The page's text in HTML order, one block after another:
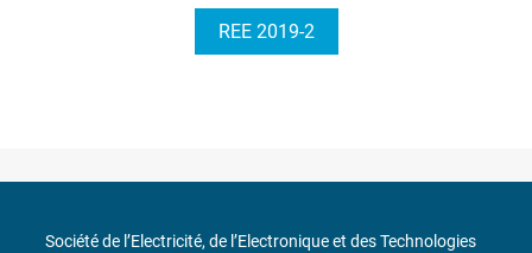
REE 2019-2
Société de l’Electricité, de l’Electronique et des Technologies